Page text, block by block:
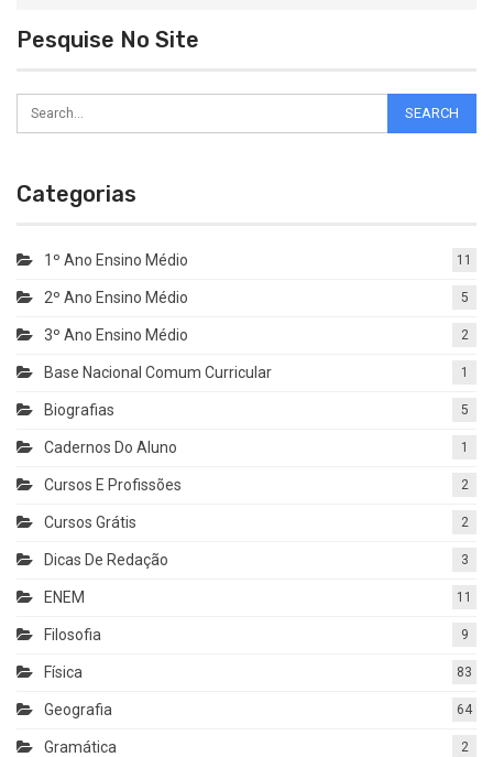
Pesquise No Site
Categorias
1º Ano Ensino Médio 11
2º Ano Ensino Médio 5
3º Ano Ensino Médio 2
Base Nacional Comum Curricular 1
Biografias 5
Cadernos Do Aluno 1
Cursos E Profissões 2
Cursos Grátis 2
Dicas De Redação 3
ENEM 11
Filosofia 9
Física 83
Geografia 64
Gramática 2